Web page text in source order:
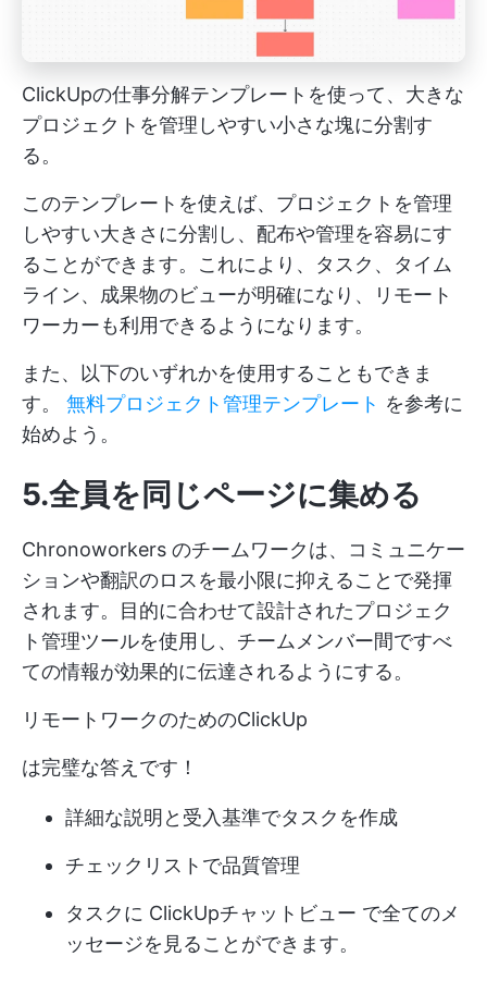
ClickUpの仕事分解テンプレートを使って、大きな
プロジェクトを管理しやすい小さな塊に分割す
る。
このテンプレートを使えば、プロジェクトを管理
しやすい大きさに分割し、配布や管理を容易にす
ることができます。これにより、タスク、タイム
ライン、成果物のビューが明確になり、リモート
ワーカーも利用できるようになります。
また、以下のいずれかを使用することもできま
す。 無料プロジェクト管理テンプレート を参考に
始めよう。
5.全員を同じページに集める
Chronoworkers のチームワークは、コミュニケー
ションや翻訳のロスを最小限に抑えることで発揮
されます。目的に合わせて設計されたプロジェク
ト管理ツールを使用し、チームメンバー間ですべ
ての情報が効果的に伝達されるようにする。
リモートワークのためのClickUp
は完璧な答えです！
詳細な説明と受入基準でタスクを作成
チェックリストで品質管理
タスクに ClickUpチャットビュー で全てのメ
ッセージを見ることができます。